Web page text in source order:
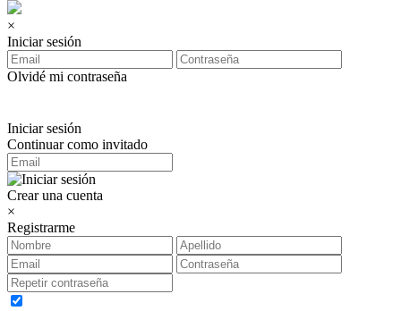
×
Iniciar sesión
Olvidé mi contraseña
Iniciar sesión
Continuar como invitado
Crear una cuenta
×
Registrarme